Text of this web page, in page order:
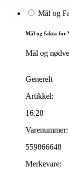
Mål og
Mål og fakta for
Mål og
Generelt
Artikkel:
16.28
Varenummer:
559866648
Merkevare: